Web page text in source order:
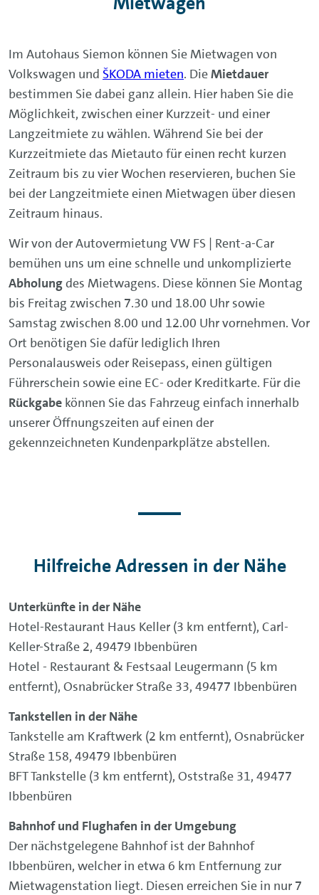
Im Autohaus Siemon können Sie Mietwagen von
Volkswagen und ŠKODA mieten. DieMietdauer
bestimmen Sie dabei ganz allein. Hier haben Sie die
Möglichkeit, zwischen einer Kurzzeit- und einer
Langzeitmiete zu wählen. Während Sie bei der
Kurzzeitmiete das Mietauto für einen recht kurzen
Zeitraum bis zu vier Wochen reservieren, buchen Sie
bei der Langzeitmiete einen Mietwagen über diesen
Zeitraum hinaus.
Wir von der Autovermietung VW FS | Rent-a-Car
bemühen uns um eine schnelle und unkomplizierte
Abholungdes Mietwagens. Diese können Sie Montag
bis Freitag zwischen 7.30 und 18.00 Uhr sowie
Samstag zwischen 8.00 und 12.00 Uhr vornehmen. Vor
Ort benötigen Sie dafür lediglich Ihren
Personalausweis oder Reisepass, einen gültigen
Führerschein sowie eine EC- oder Kreditkarte. Für die
Rückgabe können Sie das Fahrzeug einfach innerhalb
unserer Öffnungszeiten auf einen der
gekennzeichneten Kundenparkplätze abstellen.
Hilfreiche Adressen in der Nähe
Unterkünfte in der Nähe
Hotel-Restaurant Haus Keller (3 km entfernt), Carl-
Keller-Straße 2, 49479 Ibbenbüren
Hotel - Restaurant & Festsaal Leugermann (5 km
entfernt), Osnabrücker Straße 33, 49477 Ibbenbüren
Tankstellen in der Nähe
Tankstelle am Kraftwerk (2 km entfernt), Osnabrücker
Straße 158, 49479 Ibbenbüren
BFT Tankstelle (3 km entfernt), Oststraße 31, 49477
Ibbenbüren
Bahnhof und Flughafen in der Umgebung
Der nächstgelegene Bahnhof ist der Bahnhof
Ibbenbüren, welcher in etwa 6 km Entfernung zur
Mietwagenstation liegt. Diesen erreichen Sie in nur 7